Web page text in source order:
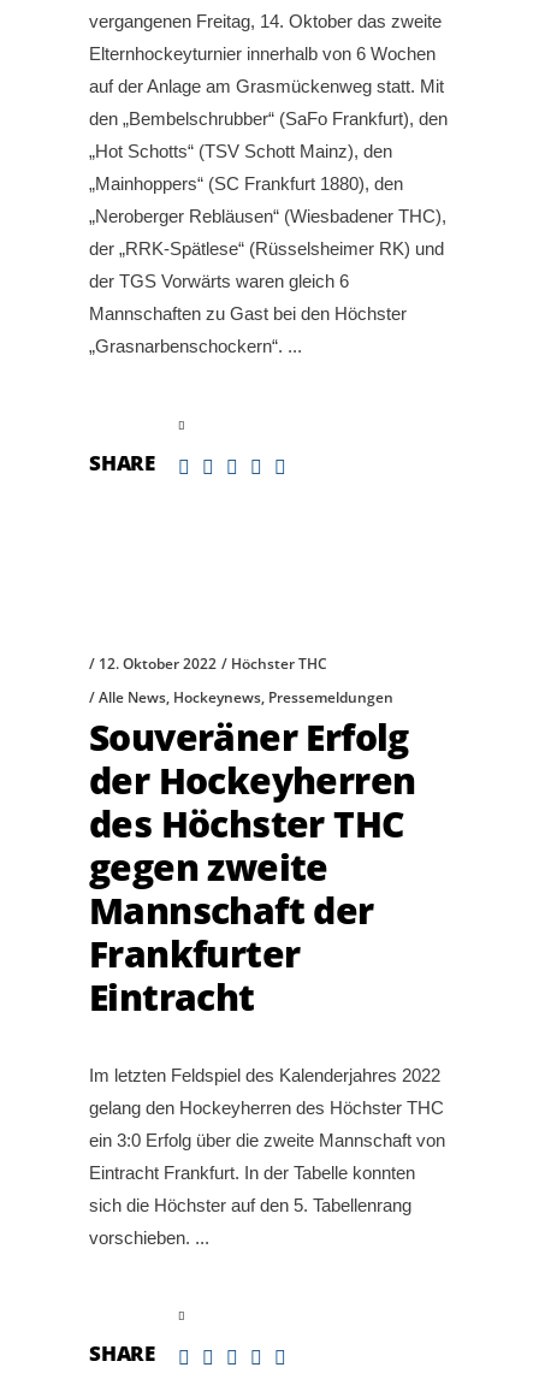
vergangenen Freitag, 14. Oktober das zweite
Elternhockeyturnier innerhalb von 6 Wochen
auf der Anlage am Grasmückenweg statt. Mit
den „Bembelschrubber“ (SaFo Frankfurt), den
„Hot Schotts“ (TSV Schott Mainz), den
„Mainhoppers“ (SC Frankfurt 1880), den
„Neroberger Rebläusen“ (Wiesbadener THC),
der „RRK-Spätlese“ (Rüsselsheimer RK) und
der TGS Vorwärts waren gleich 6
Mannschaften zu Gast bei den Höchster
„Grasnarbenschockern“.
SHARE
12. Oktober 2022
Höchster THC
Alle News, Hockeynews, Pressemeldungen
Souveräner Erfolg
der Hockeyherren
des Höchster THC
gegen zweite
Mannschaft der
Frankfurter
Eintracht
Im letzten Feldspiel des Kalenderjahres 2022
gelang den Hockeyherren des Höchster THC
ein 3:0 Erfolg über die zweite Mannschaft von
Eintracht Frankfurt. In der Tabelle konnten
sich die Höchster auf den 5. Tabellenrang
vorschieben.
SHARE